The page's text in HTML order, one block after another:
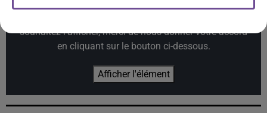
souhaitez l'afficher, merci de nous donner votre accord
en cliquant sur le bouton ci-dessous.
Afficher l'élément